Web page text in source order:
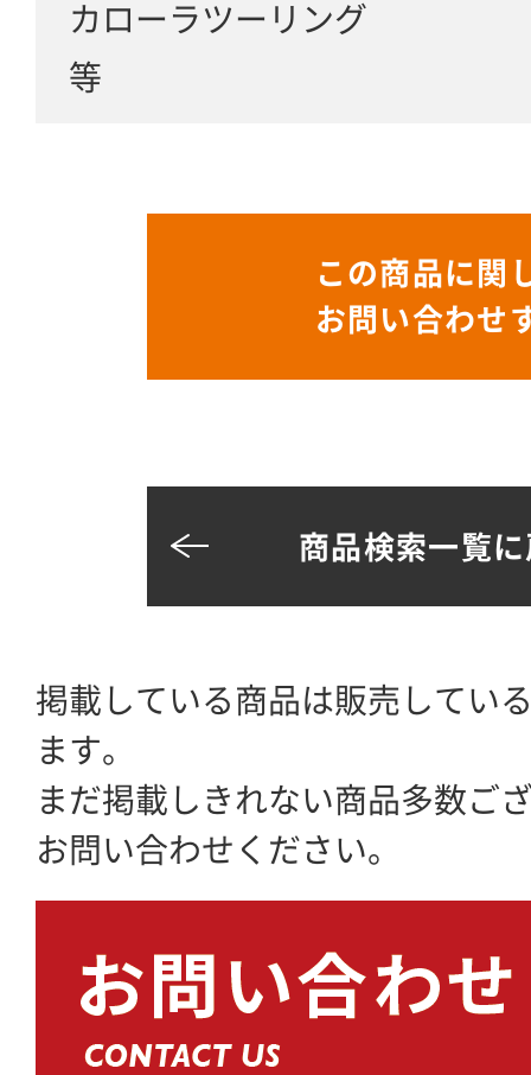
カローラツーリング
等
この商品に関
お問い合わせ
商品検索一覧
掲載している商品は販売してい
ます。
まだ掲載しきれない商品多数ご
お問い合わせください。